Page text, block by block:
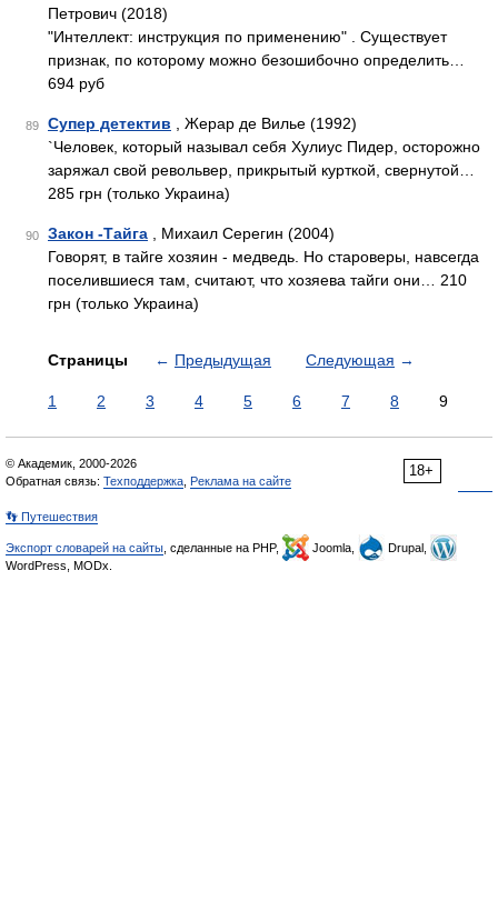
Петрович (2018)
"Интеллект: инструкция по применению" . Существует
признак, по которому можно безошибочно определить…
694 руб
89 Супер детектив , Жерар де Вилье (1992)
`Человек, который называл себя Хулиус Пидер, осторожно
заряжал свой револьвер, прикрытый курткой, свернутой…
285 грн (только Украина)
90 Закон -Тайга , Михаил Серегин (2004)
Говорят, в тайге хозяин - медведь. Но староверы, навсегда
поселившиеся там, считают, что хозяева тайги они… 210
грн (только Украина)
Страницы ← Предыдущая Следующая →
1 2 3 4 5 6 7 8 9
18+
© Академик, 2000-2026
Обратная связь: Техподдержка Реклама на сайте
👣 Путешествия
Экспорт словарей на сайты , сделанные на PHP, Joomla,
Drupal,
WordPress, MODx.